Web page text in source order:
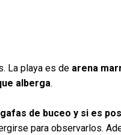
La playa es de arena
alberga.
de buceo y si es
para observarlos.